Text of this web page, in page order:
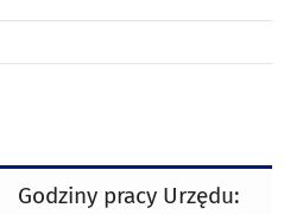
Godziny pracy Urzędu: